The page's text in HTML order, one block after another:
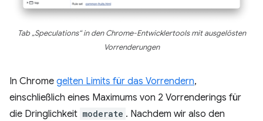
Tab „Speculations“ in den Chrome-Entwicklertools mit ausgelösten
Vorrenderungen
In Chrome gelten Limits für das Vorrendern,
einschließlich eines Maximums von 2 Vorrenderings für
die Dringlichkeit moderate . Nachdem wir also den